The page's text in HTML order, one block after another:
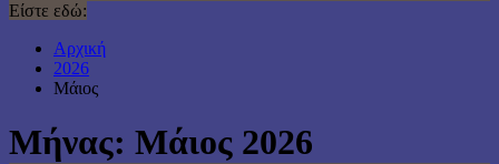
Είστε εδώ:
Αρχική
2026
Μάιος
Μήνας: Μάιος 2026